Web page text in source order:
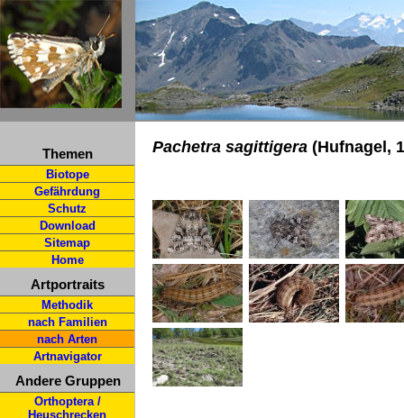
Themen
Biotope
Gefährdung
Schutz
Download
Sitemap
Home
Artportraits
Methodik
nach Familien
nach Arten
Artnavigator
Andere Gruppen
Orthoptera /
Heuschrecken
Pachetra sagittigera (Hufnagel,